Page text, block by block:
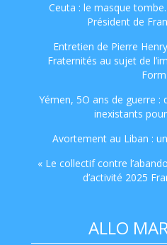
Ceuta : le masque
Président de
Entretien de Pierre
Fraternités au sujet de
Yémen, 5O ans de guerre
inexistants
Avortement au Liban :
« Le collectif contre
d’activité 2025
ALLO